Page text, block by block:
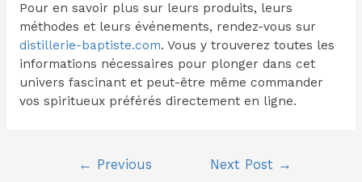
Pour en savoir plus sur leurs produits, leurs
méthodes et leurs événements, rendez-vous sur
distillerie-baptiste.com. Vous y trouverez toutes les
informations nécessaires pour plonger dans cet
univers fascinant et peut-être même commander
vos spiritueux préférés directement en ligne.
← Previous Next Post →